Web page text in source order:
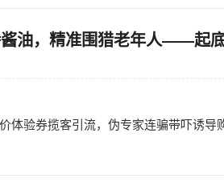
酱油，精准围猎老年人——起
体验券揽客引流，伪专家连骗带吓诱导